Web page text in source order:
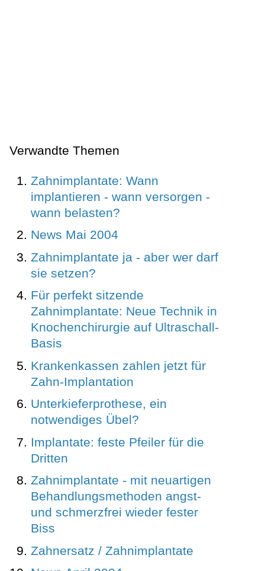
Verwandte Themen
Zahnimplantate: Wann
implantieren - wann versorgen -
wann belasten?
News Mai 2004
Zahnimplantate ja - aber wer darf
sie setzen?
Für perfekt sitzende
Zahnimplantate: Neue Technik in
Knochenchirurgie auf Ultraschall-
Basis
Krankenkassen zahlen jetzt für
Zahn-Implantation
Unterkieferprothese, ein
notwendiges Übel?
Implantate: feste Pfeiler für die
Dritten
Zahnimplantate - mit neuartigen
Behandlungsmethoden angst-
und schmerzfrei wieder fester
Biss
Zahnersatz / Zahnimplantate